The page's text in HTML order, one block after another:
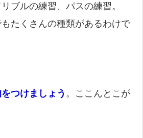
ブルの練習、パスの練習。
たくさんの種類があるわけで
つけましょう 。ここんとこが